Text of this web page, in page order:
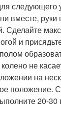
следующего
вместе,
Сделайте
и
не
на
положение.
20-30